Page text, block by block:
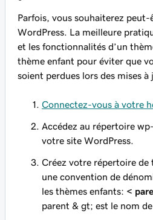
Parfois, vous souhaiterez
WordPress. La meilleure
et les fonctionnalités d’un
thème enfant pour éviter que
soient perdues lors des mises à
Connectez-vous à votre
Accédez au répertoire
votre site WordPress.
Créez votre répertoire de
une convention de
les thèmes enfants: <
parent & gt; est le nom